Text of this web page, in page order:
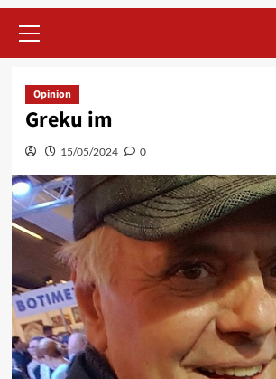
Menu
Opinion
Greku im
15/05/2024 0